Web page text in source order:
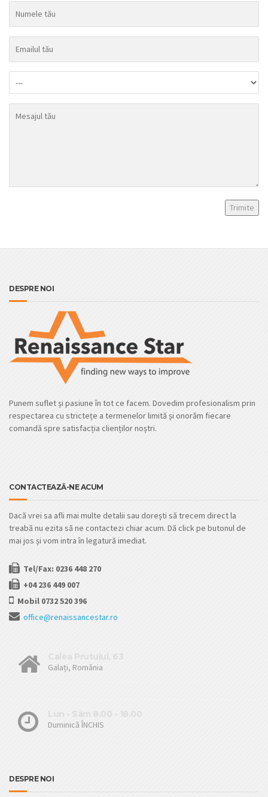
DESPRE NOI
Punem suflet și pasiune în tot ce facem. Dovedim profesionalism prin
respectarea cu strictețe a termenelor limită și onorăm fiecare
comandă spre satisfacția clienților noștri.
CONTACTEAZĂ-NE ACUM
Dacă vrei sa afli mai multe detalii sau dorești să trecem direct la
treabă nu ezita să ne contactezi chiar acum. Dă click pe butonul de
mai jos și vom intra în legatură imediat.
Tel/Fax: 0236 448 270
+04 236 449 007
Mobil 0732 520 396
office@renaissancestar.ro
Galați, România
Duminică ÎNCHIS
DESPRE NOI